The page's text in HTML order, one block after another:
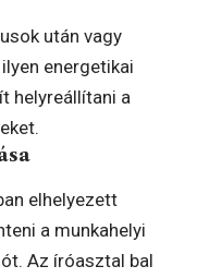
után vagy
energetikai
helyreállítani a
elhelyezett
a munkahelyi
Az íróasztal bal